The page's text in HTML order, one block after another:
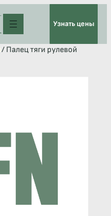
Узнать цены
/ Палец тяги рулевой